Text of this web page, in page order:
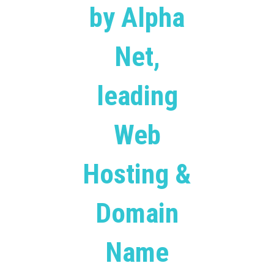
by Alpha
Net,
leading
Web
Hosting &
Domain
Name